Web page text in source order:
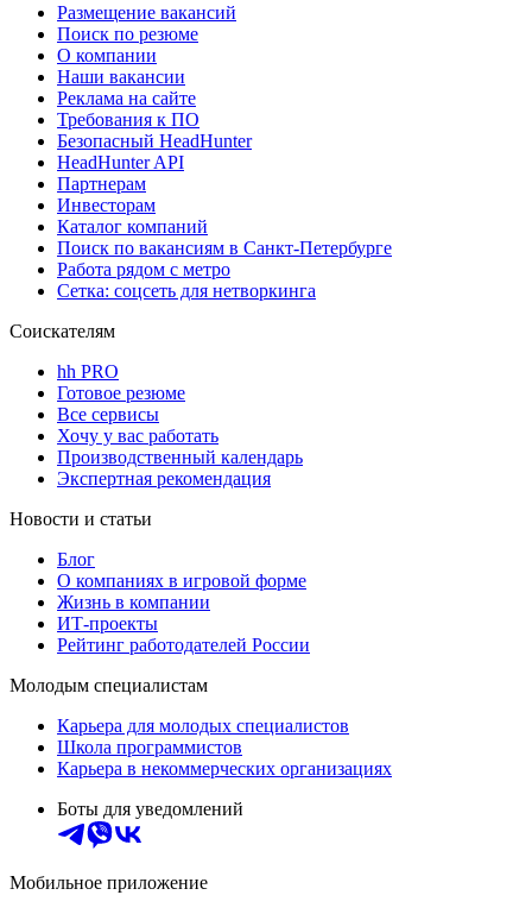
Размещение вакансий
Поиск по резюме
О компании
Наши вакансии
Реклама на сайте
Требования к ПО
Безопасный HeadHunter
HeadHunter API
Партнерам
Инвесторам
Каталог компаний
Поиск по вакансиям в Санкт-Петербурге
Работа рядом с метро
Сетка: соцсеть для нетворкинга
Соискателям
hh PRO
Готовое резюме
Все сервисы
Хочу у вас работать
Производственный календарь
Экспертная рекомендация
Новости и статьи
Блог
О компаниях в игровой форме
Жизнь в компании
ИТ-проекты
Рейтинг работодателей России
Молодым специалистам
Карьера для молодых специалистов
Школа программистов
Карьера в некоммерческих организациях
Боты для уведомлений
Мобильное приложение